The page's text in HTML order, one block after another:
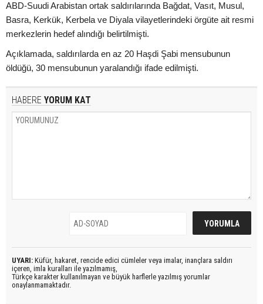
ABD-Suudi Arabistan ortak saldırılarında Bağdat, Vasıt, Musul,
Basra, Kerkük, Kerbela ve Diyala vilayetlerindeki örgüte ait resmi
merkezlerin hedef alındığı belirtilmişti.
Açıklamada, saldırılarda en az 20 Haşdi Şabi mensubunun
öldüğü, 30 mensubunun yaralandığı ifade edilmişti.
HABERE YORUM KAT
UYARI: Küfür, hakaret, rencide edici cümleler veya imalar, inançlara saldırı
içeren, imla kuralları ile yazılmamış,
Türkçe karakter kullanılmayan ve büyük harflerle yazılmış yorumlar
onaylanmamaktadır.